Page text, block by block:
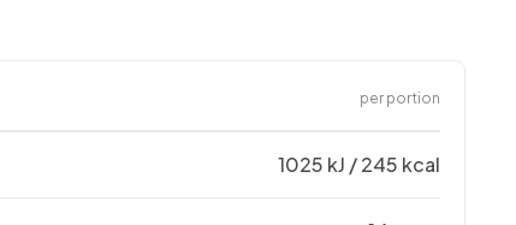
per portion
1025 kJ / 245 kcal